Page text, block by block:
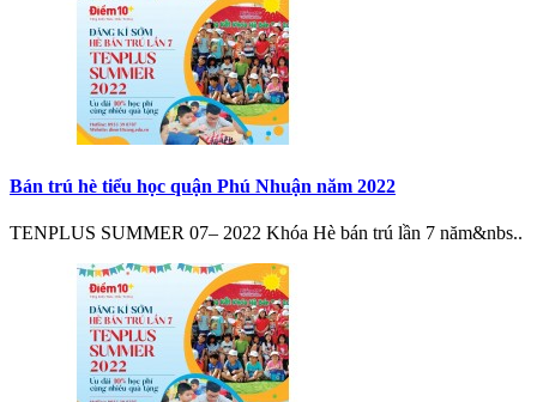
Bán trú hè tiểu học quận Phú Nhuận năm 2022
TENPLUS SUMMER 07– 2022 Khóa Hè bán trú lần 7 năm&nbs..